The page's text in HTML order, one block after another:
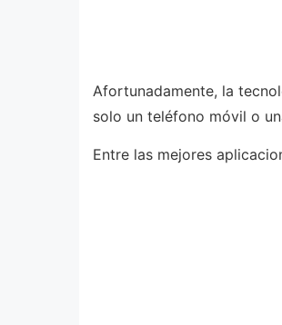
Afortunadamente, la
solo un teléfono móvil o
Entre las mejores